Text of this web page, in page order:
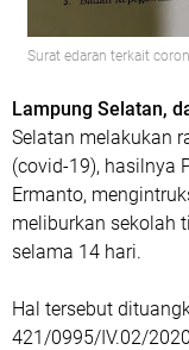
Surat edaran terkait
Lampung Selatan,
Selatan melakukan
(covid-19), hasilnya
Ermanto,
meliburkan sekolah
selama 14 hari.
Hal tersebut
421/0995/IV.02/